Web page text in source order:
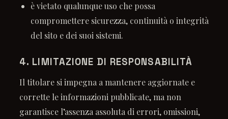
è vietato qualunque uso che possa
compromettere sicurezza, continuità o integrità
del sito e dei suoi sistemi.
4. LIMITAZIONE DI RESPONSABILITÀ
Il titolare si impegna a mantenere aggiornate e
corrette le informazioni pubblicate, ma non
garantisce l’assenza assoluta di errori, omissioni,